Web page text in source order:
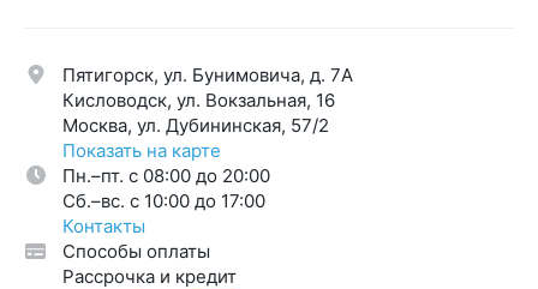
Пятигорск, ул. Бунимовича, д. 7A
Кисловодск, ул. Вокзальная, 16
Москва, ул. Дубининская, 57/2
Показать на карте
Пн.–пт. с 08:00 до 20:00
Cб.–вс. с 10:00 до 17:00
Контакты
Способы оплаты
Рассрочка и кредит